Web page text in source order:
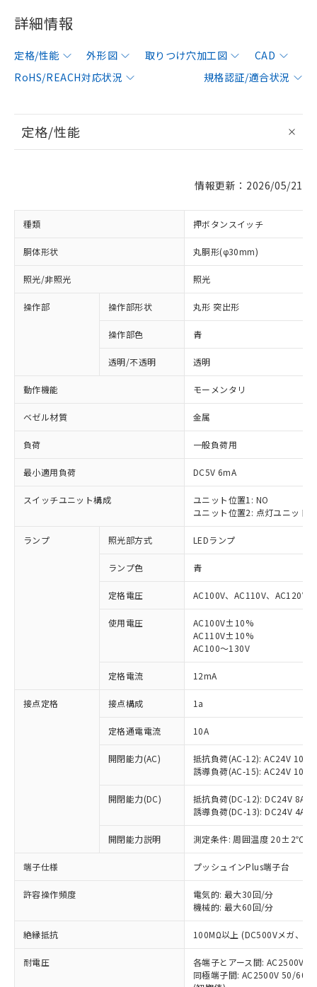
詳細情報
定格/性能 外形図 取りつけ穴加工図
CAD
RoHS/REACH対応状況
規格認証/適合状況
定格/性能
情報更新：2026/05/21
種類 押ボタンスイッチ
胴体形状 丸胴形(φ30mm)
照光/非照光 照光
操作部 操作部形状 丸形 突出形
操作部色 青
透明/不透明 透明
動作機能 モーメンタリ
ベゼル材質 金属
負荷 一般負荷用
最小適用負荷 DC5V 6mA
スイッチユニット構成
ユニット位置1: NO
ユニット位置2: 点灯ユニット
ランプ 照光部方式 LEDランプ
ランプ色 青
定格電圧 AC100V、AC110V、AC120V
使用電圧
AC100V±10%
AC110V±10%
AC100～130V
定格電流 12mA
接点定格 接点構成 1a
定格通電電流 10A
開閉能力(AC)
抵抗負荷(AC-12): AC24V 10A/
誘導負荷(AC-15): AC24V
開閉能力(DC)
抵抗負荷(DC-12): DC24V 8A/
誘導負荷(DC-13): DC24V 4A/
開閉能力説明 測定条件: 周囲温度 20±2℃、
端子仕様 プッシュインPlus端子台
許容操作頻度
電気的: 最大30回/分
機械的: 最大60回/分
絶縁抵抗 100MΩ以上 (DC500Vメガ、点
耐電圧
各端子とアース間: AC2500V
同極端子間: AC2500V 50/
ご利用条件
以下の条件をお読みいただき、同意のうえ
本サービスは、当社制御機器事業取扱
商品の当社在庫状況および標準価格
(税抜)を提供させていただくもので
当社制御機器事業取扱商品の中には、
ことをご了承ください。
在庫状況および標準価格照会結果は、
記載している更新日時点での社内デー
タに基づき作成されるものであり、閲
覧された時点での実際の在庫および標
準価格とは異なる場合があることをご
対応済み：EU RoHS指令（10物質）の
非含有に対応した製品が提供可能な商品で
す。
対応予定：EU RoHS指令（10物質）の非含
有に対応した製品に切り替える予定のある
対応予定なし：EU RoHS指令（10物質）の
非含有に非対応の商品で、対応品を出す予
調査・確認中：EU RoHS指令（10物質）の
非含有の対応状況を調査中または確認中の
非該当品：ライセンス料など無形物で、有
害物質有無と関係のない商品です。
仕入先様の事情により、非含有部品として
いたものが、含有品と判明した場合などや
むを得ず変更することがあります。
*EU RoHS指令（10物質）：
鉛(Pb) 1000ppm以下、 水銀(Hg) 1000ppm以下、 カド
六価クロム(Cr(Ⅵ)) 1000ppm以下、ポリ臭化ビフェニル
類(PBB) 1000ppm以下、ポリ臭化ジフェニルエーテル類
「○」：最大均質材料含有率が中国RoHSの
基準値以下であることを示します。
「×」：最大均質材料含有率が中国RoHSの
基準値を超えていることを示します。
「－」：未確認です。当社販売部門へお問
*中国RoHS10物質の基準値 (GB/T26572)：
Pb(鉛) :1000ppm、 Hg(水銀) : 1000ppm、 Cd(カドミウ
Cr(Ⅵ)(六価クロム) : 1000ppm、 PBBs(ポリ臭化ビフェ
当社は、これら貴社製品のうち、外国
為替および外国貿易法に定める商品
または国外への提供する場合は、日本
国政府の輸出許可(または役務取引許
可)を取得するなどの必要な手続きを